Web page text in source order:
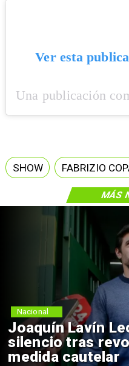
MÁS
Ver esta
SHOW FABRIZIO
Joaquín Lavín
silencio tras
medida cautelar
Nacional